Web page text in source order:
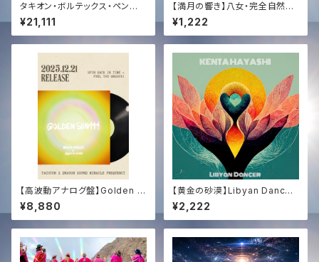
タキオン・ボルテックス・ペンジュ
ラム✨
¥21,111
【満月の響き】八女・完全自然栽
培 煎茶 (徳柴茶園)｜Tachyon
Sound Infused by KENTA
HAYASHI
¥1,222
【高波動アナログ盤】Golden S
un 444 (12inch Vinyl) | Tac
hyon Sound × Dragon Sou
nd First Pressing
¥8,880
【黄金の砂漠】Libyan Dancer
(HD High Quality Audio) | T
achyon Sound × Dragon S
ound
¥2,222